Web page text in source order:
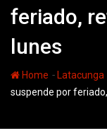
feriado,
lunes
Home - Latacunga
suspende por